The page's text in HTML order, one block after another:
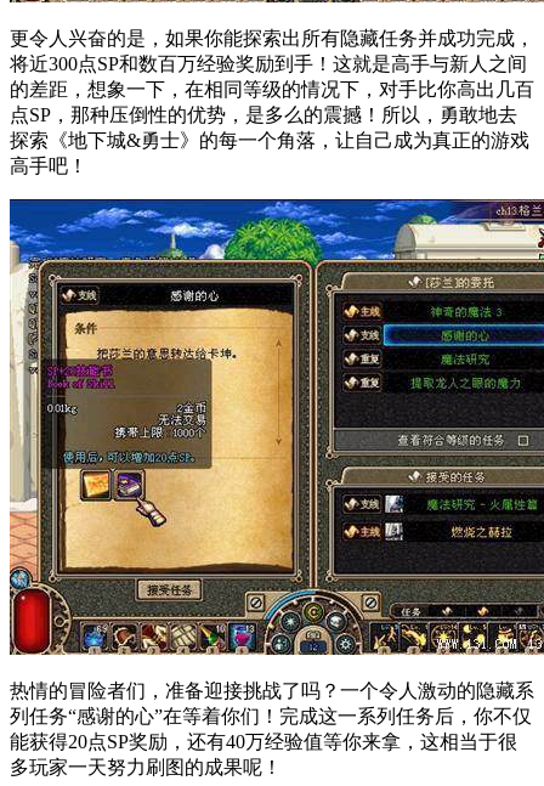
更令人兴奋的是，如果你能探索出所有隐藏任务并成功完成，
将近300点SP和数百万经验奖励到手！这就是高手与新人之间
的差距，想象一下，在相同等级的情况下，对手比你高出几百
点SP，那种压倒性的优势，是多么的震撼！所以，勇敢地去
探索《地下城&勇士》的每一个角落，让自己成为真正的游戏
高手吧！
热情的冒险者们，准备迎接挑战了吗？一个令人激动的隐藏系
列任务“感谢的心”在等着你们！完成这一系列任务后，你不仅
能获得20点SP奖励，还有40万经验值等你来拿，这相当于很
多玩家一天努力刷图的成果呢！